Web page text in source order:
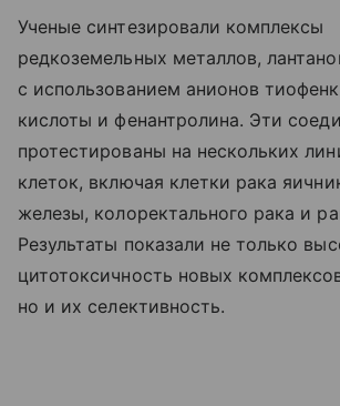
Ученые синтезировали комплексы
редкоземельных металлов,
с использованием анионов
кислоты и фенантролина. Эти
протестированы на нескольких
клеток, включая клетки рака
железы, колоректального рака и
Результаты показали не только
цитотоксичность новых
но и их селективность.